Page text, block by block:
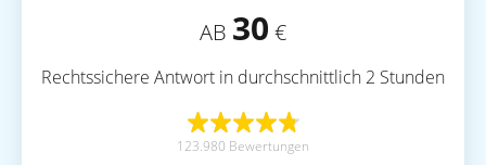
AB 30 €
Rechtssichere Antwort in durchschnittlich 2 Stunden
123.980 Bewertungen